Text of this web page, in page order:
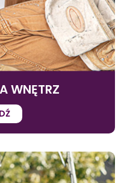
WNĘTRZ